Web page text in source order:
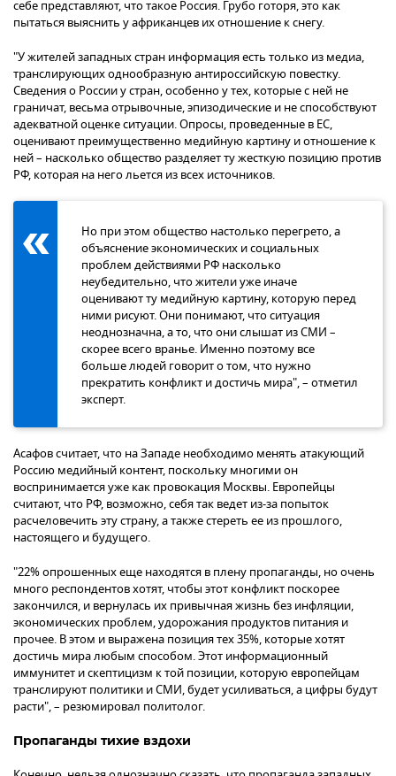
себе представляют, что такое Россия. Грубо готоря, это как
пытаться выяснить у африканцев их отношение к снегу.
"У жителей западных стран информация есть только из медиа,
транслирующих однообразную антироссийскую повестку.
Сведения о России у стран, особенно у тех, которые с ней не
граничат, весьма отрывочные, эпизодические и не способствуют
адекватной оценке ситуации. Опросы, проведенные в ЕС,
оценивают преимущественно медийную картину и отношение к
ней – насколько общество разделяет ту жесткую позицию против
РФ, которая на него льется из всех источников.
Но при этом общество настолько перегрето, а
объяснение экономических и социальных
проблем действиями РФ насколько
неубедительно, что жители уже иначе
оценивают ту медийную картину, которую перед
ними рисуют. Они понимают, что ситуация
неоднозначна, а то, что они слышат из СМИ –
скорее всего вранье. Именно поэтому все
больше людей говорит о том, что нужно
прекратить конфликт и достичь мира", – отметил
эксперт.
Асафов считает, что на Западе необходимо менять атакующий
Россию медийный контент, поскольку многими он
воспринимается уже как провокация Москвы. Европейцы
считают, что РФ, возможно, себя так ведет из-за попыток
расчеловечить эту страну, а также стереть ее из прошлого,
настоящего и будущего.
"22% опрошенных еще находятся в плену пропаганды, но очень
много респондентов хотят, чтобы этот конфликт поскорее
закончился, и вернулась их привычная жизнь без инфляции,
экономических проблем, удорожания продуктов питания и
прочее. В этом и выражена позиция тех 35%, которые хотят
достичь мира любым способом. Этот информационный
иммунитет и скептицизм к той позиции, которую европейцам
транслируют политики и СМИ, будет усиливаться, а цифры будут
расти", – резюмировал политолог.
Пропаганды тихие вздохи